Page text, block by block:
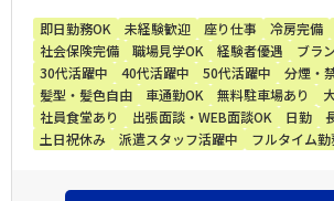
即日勤務OK 未経験歓迎 座り仕事 冷房完備
社会保険完備
職場見学OK 経験者優遇 ブラ
30代活躍中
40代活躍中 50代活躍中
分煙・
髪型・髪色自由
車通勤OK 無料駐車場あり
社員食堂あり
出張面談・WEB面談OK 日勤
土日祝休み
派遣スタッフ活躍中 フルタイム勤